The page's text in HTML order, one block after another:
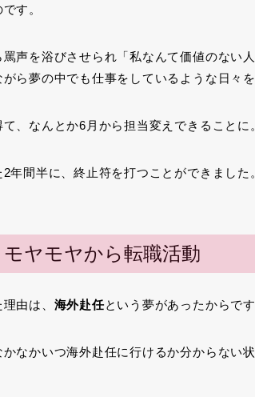
す。
声を浴びさせられ「私なんて価値のない
ら夢の中でも仕事をしているような日々
、なんとか6月から担当変えできることに
年間半に、終止符を打つことができました
ヤモヤから転職活動
由は、 海外赴任という夢があったからです
なかいつ海外赴任に行けるか分からない